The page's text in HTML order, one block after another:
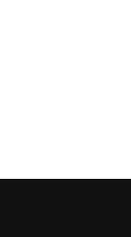
la
per